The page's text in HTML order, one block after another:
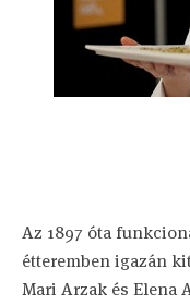
Az 1897 óta
étteremben igazán
Mari Arzak és Elena